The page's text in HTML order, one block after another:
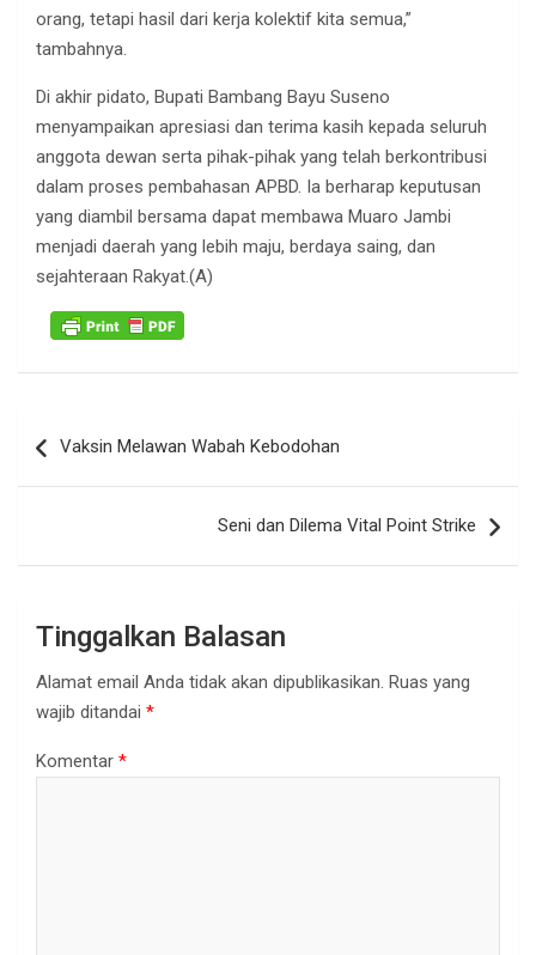
orang, tetapi hasil dari kerja kolektif kita semua,”
tambahnya.
Di akhir pidato, Bupati Bambang Bayu Suseno
menyampaikan apresiasi dan terima kasih kepada seluruh
anggota dewan serta pihak-pihak yang telah berkontribusi
dalam proses pembahasan APBD. Ia berharap keputusan
yang diambil bersama dapat membawa Muaro Jambi
menjadi daerah yang lebih maju, berdaya saing, dan
sejahteraan Rakyat.(A)
posVaksin Melawan Wabah Kebodohan
Seni dan Dilema Vital Point Strike
Tinggalkan Balasan
Alamat email Anda tidak akan dipublikasikan. Ruas yang
wajib ditandai *
Komentar *